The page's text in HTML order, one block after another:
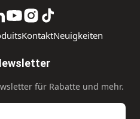
KontaktNeuigkeiten
für Rabatte und mehr.